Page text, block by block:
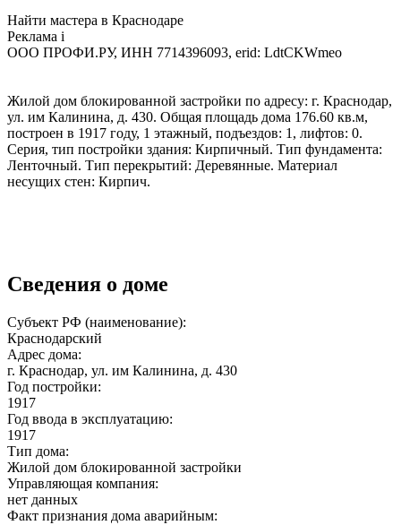
Найти мастера в Краснодаре
Реклама i
ООО ПРОФИ.РУ, ИНН 7714396093, erid: LdtCKWmeo
Жилой дом блокированной застройки по адресу: г. Краснодар,
ул. им Калинина, д. 430. Общая площадь дома 176.60 кв.м,
построен в 1917 году, 1 этажный, подъездов: 1, лифтов: 0.
Серия, тип постройки здания: Кирпичный. Тип фундамента:
Ленточный. Тип перекрытий: Деревянные. Материал
несущих стен: Кирпич.
Сведения о доме
Субъект РФ (наименование):
Краснодарский
Адрес дома:
г. Краснодар, ул. им Калинина, д. 430
Год постройки:
1917
Год ввода в эксплуатацию:
1917
Тип дома:
Жилой дом блокированной застройки
Управляющая компания:
нет данных
Факт признания дома аварийным: